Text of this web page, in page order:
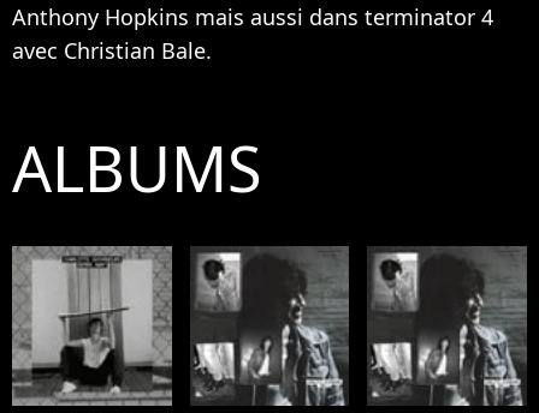
Anthony Hopkins mais aussi dans terminator 4
avec Christian Bale.
ALBUMS